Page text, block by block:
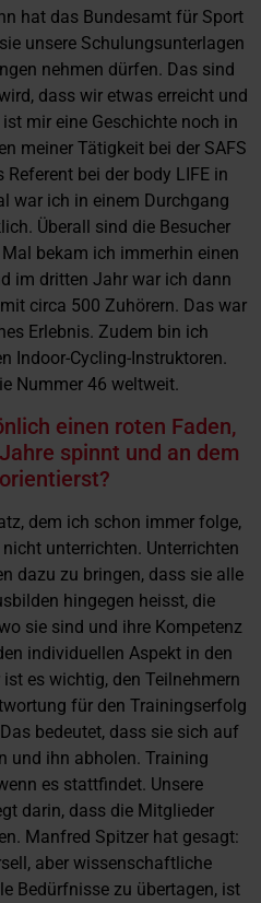
hat das Bundesamt für Sport
unsere Schulungsunterlagen
nehmen dürfen. Das sind
dass wir etwas erreicht und
mir eine Geschichte noch in
meiner Tätigkeit bei der SAFS
bei der body LIFE in
war ich in einem Durchgang
Überall sind die Besucher
bekam ich immerhin einen
im dritten Jahr war ich dann
circa 500 Zuhörern. Das war
Erlebnis. Zudem bin ich
Indoor-Cycling-Instruktoren.
Nummer 46 weltweit.
einen roten Faden,
spinnt und an dem
dem ich schon immer folge,
unterrichten. Unterrichten
dazu zu bringen, dass sie alle
hingegen heisst, die
sie sind und ihre Kompetenz
individuellen Aspekt in den
es wichtig, den Teilnehmern
für den Trainingserfolg
bedeutet, dass sie sich auf
und ihn abholen. Training
es stattfindet. Unsere
darin, dass die Mitglieder
Manfred Spitzer hat gesagt:
aber wissenschaftliche
Bedürfnisse zu übertagen, ist